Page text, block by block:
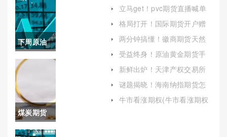
下周原油
策略布局
操作建议)
煤炭期货
指数交易
析图)
立马get！pvc期货直播喊单
间)
格局打开！国际期货开户赠
的决策并避免不必要的损
失）
两分钟搞懂！徽商期货天然
地理解和应对交易成本）
受益终身！原油黄金期货手
解和应对这一成本）
新鲜出炉！天津产权交易所
谜题揭晓！海南纳指期货怎
指期货交易的投资者提供有
牛市看涨期权(牛市看涨期权